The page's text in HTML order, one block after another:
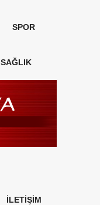
SPOR
SAĞLIK
İLETİŞİM